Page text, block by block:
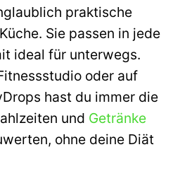
praktische
Sie passen in jede
ideal für unterwegs.
oder auf
hast du immer die
und Getränke
ohne deine Diät